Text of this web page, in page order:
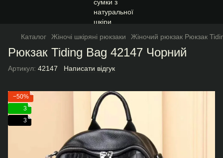
Каталог Жіночі шкіряні рюкзаки Жіночий рюкзак Рюкзак
Рюкзак Tiding Bag 42147 Чорний
Артикул: 42147 Написати відгук
−50%
3
3